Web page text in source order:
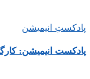
پادکستِ انیمیشن
پادکست انیمیشن: